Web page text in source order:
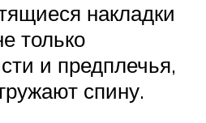
накладки
только
и предплечья,
спину.